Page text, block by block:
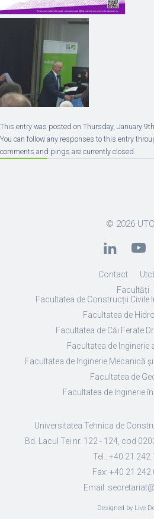
This entry was posted on Thursday, January
You can follow any responses to this entry
comments and pings are currently closed.
© 2026
Contact
Facultăți
Facultatea de Construcții Civile
Facultatea de
Facultatea de Căi Ferate
Facultatea de Inginerie
Facultatea de Inginerie Mecanică
Facultatea de
Facultatea de Inginerie
Universitatea Tehnica de
Bd. Lacul Tei nr. 122 - 124, cod
Tel.: +40 21
Fax: +40 21
Email:
Designed by Live